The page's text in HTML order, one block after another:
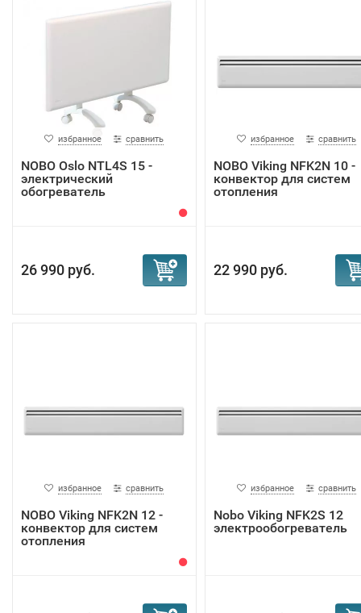
избранное сравнить
NOBO Oslo NTL4S 15 -
электрический
обогреватель
26 990 руб.
избранное сравнить
NOBO Viking NFK2N 10 -
конвектор для систем
отопления
22 990 руб.
избранное сравнить
NOBO Viking NFK2N 12 -
конвектор для систем
отопления
избранное сравнить
Nobo Viking NFK2S 12
электрообогреватель